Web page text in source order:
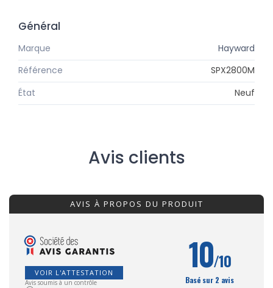
Général
Marque
Hayward
Référence
SPX2800M
État
Neuf
Avis clients
AVIS À PROPOS DU PRODUIT
VOIR L'ATTESTATION
Avis soumis à un contrôle
10/10
Basé sur 2 avis